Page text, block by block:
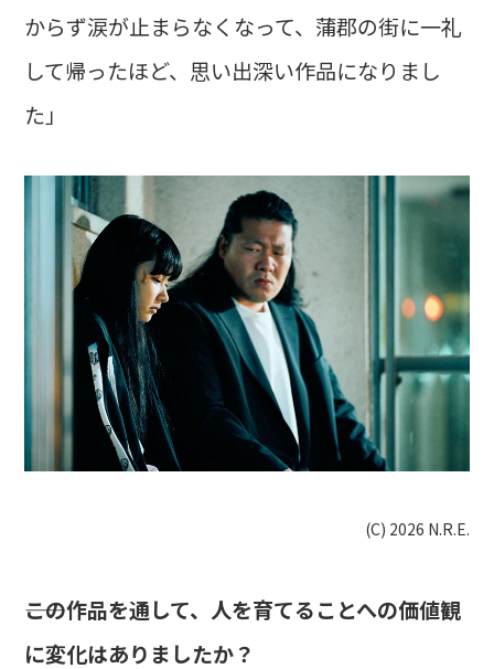
からず涙が止まらなくなって、蒲郡の街に一礼
して帰ったほど、思い出深い作品になりまし
た」
(C) 2026 N.R.E.
――この作品を通して、人を育てることへの価値観
に変化はありましたか？